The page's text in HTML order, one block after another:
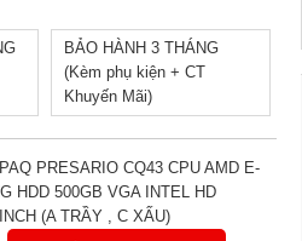
BẢO HÀNH 3 THÁNG
(Kèm phụ kiện + CT
Khuyến Mãi)
PRESARIO CQ43 CPU AMD E-
HDD 500GB VGA INTEL HD
(A TRẦY , C XẤU)